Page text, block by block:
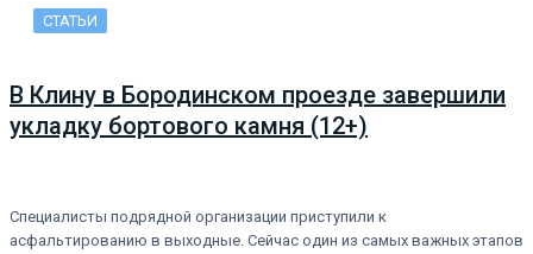
СТАТЬИ
В Клину в Бородинском проезде завершили
укладку бортового камня (12+)
Специалисты подрядной организации приступили к
асфальтированию в выходные. Сейчас один из самых важных этапов